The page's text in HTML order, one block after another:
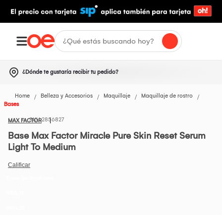
¿Dónde te gustaría recibir tu pedido?
Home Belleza y Accesorios Maquillaje
Maquillaje de rostro
Bases
MAX FACTOR2856827
Base Max Factor Miracle Pure Skin Reset Serum
Light To Medium